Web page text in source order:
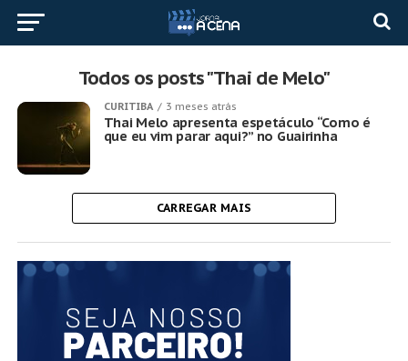
Todos os posts "Thai de Melo"
CURITIBA 3 meses atrás
Thai Melo apresenta espetáculo “Como é
que eu vim parar aqui?” no Guairinha
CARREGAR MAIS